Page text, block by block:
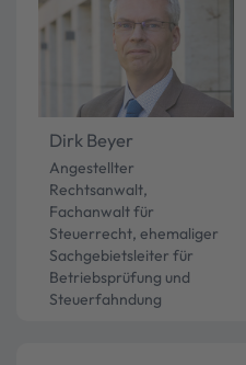
Dirk Beyer
Angestellter
Rechtsanwalt,
Fachanwalt für
Steuerrecht, ehemaliger
Sachgebietsleiter für
Betriebsprüfung und
Steuerfahndung